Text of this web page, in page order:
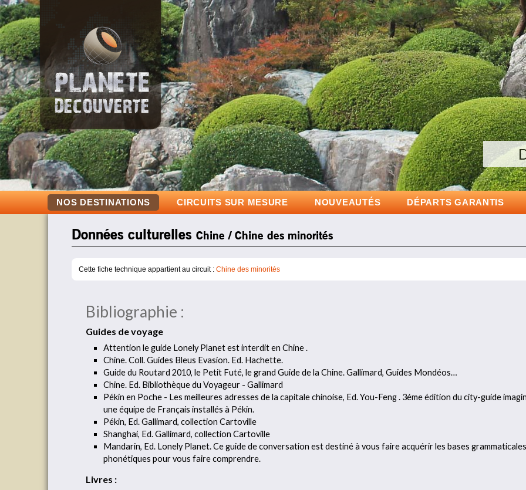
Partez à la
NOS DESTINATIONS CIRCUITS SUR MESURE NOUVEAUTÉS DÉPARTS GARANTIS
Données culturelles Chine / Chine des minorités
Cette fiche technique appartient au circuit : Chine des minorités
Bibliographie :
Guides de voyage
Attention le guide Lonely Planet est interdit en Chine .
Chine. Coll. Guides Bleus Evasion. Ed. Hachette.
Guide du Routard 2010, le Petit Futé, le grand Guide de la Chine. Gallimard, Guides Mondéos…
Chine. Ed. Bibliothèque du Voyageur - Gallimard
Pékin en Poche - Les meilleures adresses de la capitale chinoise, Ed. You-Feng . 3éme édition du city-guide
une équipe de Français installés à Pékin.
Pékin, Ed. Gallimard, collection Cartoville
Shanghai, Ed. Gallimard, collection Cartoville
Mandarin, Ed. Lonely Planet. Ce guide de conversation est destiné à vous faire acquérir les bases
phonétiques pour vous faire comprendre.
Livres :